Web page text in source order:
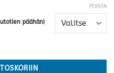
päähän)
POISTA
ruskea määrä